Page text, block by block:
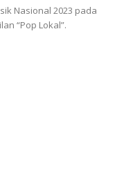
Nasional 2023 pada
“Pop Lokal”.